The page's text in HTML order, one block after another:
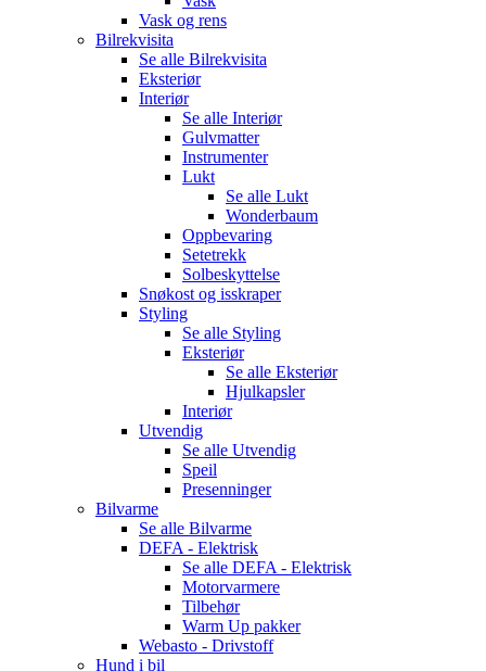
Vask og rens
Bilrekvisita
Se alle Bilrekvisita
Eksteriør
Interiør
Se alle Interiør
Gulvmatter
Instrumenter
Lukt
Se alle Lukt
Wonderbaum
Oppbevaring
Setetrekk
Solbeskyttelse
Snøkost og isskraper
Styling
Se alle Styling
Eksteriør
Se alle Eksteriør
Hjulkapsler
Interiør
Utvendig
Se alle Utvendig
Speil
Presenninger
Bilvarme
Se alle Bilvarme
DEFA - Elektrisk
Se alle DEFA - Elektrisk
Motorvarmere
Tilbehør
Warm Up pakker
Webasto - Drivstoff
Hund i bil